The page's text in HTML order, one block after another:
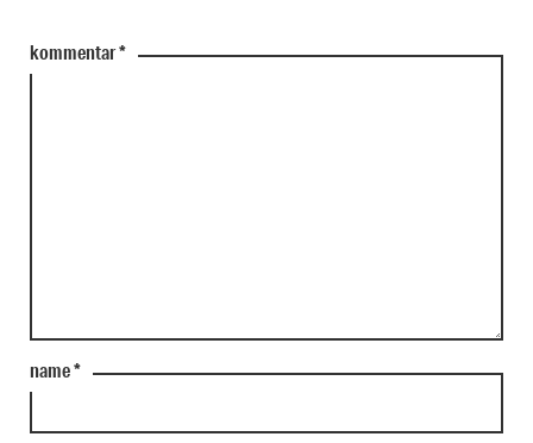
kommentar*
name*